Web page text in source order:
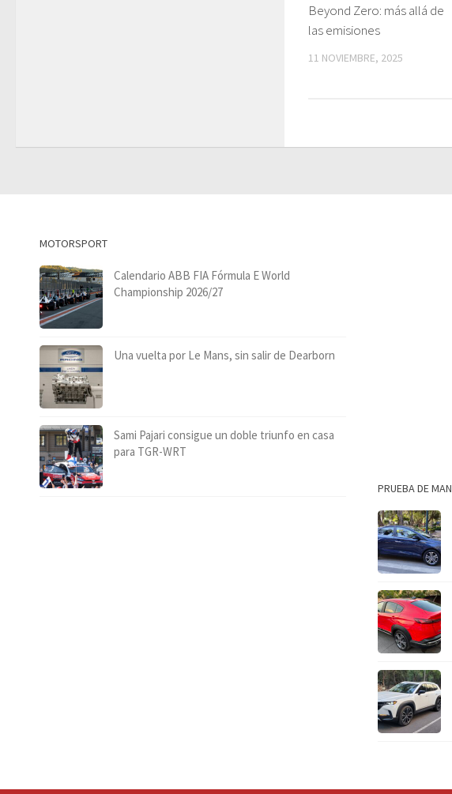
Beyond Zero: más allá de
las emisiones
11 NOVIEMBRE, 2025
MOTORSPORT
Calendario ABB FIA Fórmula E World
Championship 2026/27
Una vuelta por Le Mans, sin salir de Dearborn
Sami Pajari consigue un doble triunfo en casa
para TGR-WRT
PRUEBA DE